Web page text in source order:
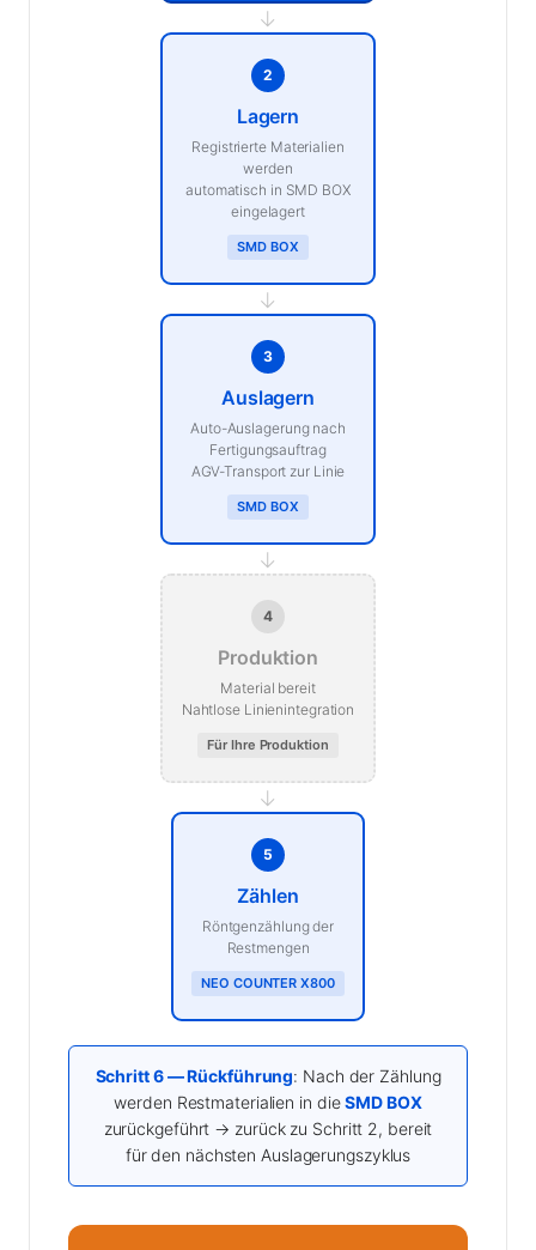
→
2
Lagern
Registrierte Materialien
werden
automatisch in SMD BOX
eingelagert
SMD BOX
→
3
Auslagern
Auto-Auslagerung nach
Fertigungsauftrag
AGV-Transport zur Linie
SMD BOX
→
4
Produktion
Material bereit
Nahtlose Linienintegration
Für Ihre Produktion
→
5
Zählen
Röntgenzählung der
Restmengen
NEO COUNTER X800
Schritt 6 — Rückführung: Nach der Zählung
werden Restmaterialien in dieSMD BOX
zurückgeführt → zurück zu Schritt 2, bereit
für den nächsten Auslagerungszyklus